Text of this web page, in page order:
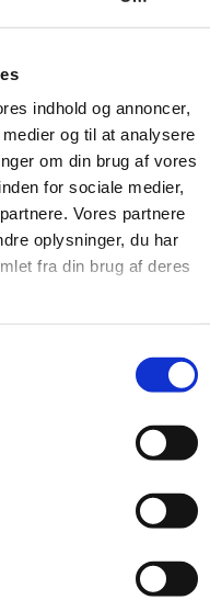
indhold og annoncer,
og til at analysere
om din brug af vores
for sociale medier,
Vores partnere
oplysninger, du har
fra din brug af deres
en tør
at alle fire størrelser har
Den eneste forskel er
(Rotor & Stator) og
Denne fleksibilitet
ved blot at
der kræves
og